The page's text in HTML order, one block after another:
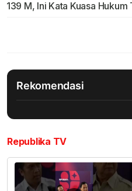
139 M, Ini Kata Kuasa
Rekomendasi
Republika TV